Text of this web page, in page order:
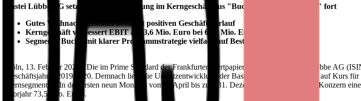
Bastei Lübbe AG setzt positive Entwicklung im Kerngeschäft aus "Buch" und "Romanhefte" fort
Gutes Weihnachtsgeschäft bestätigt positiven Geschäftsverlauf
Kerngeschäft verbessert EBIT auf 3,6 Mio. Euro bei 62,1 Mio. Euro Umsatz
Segment "Buch" mit klarer Programmstrategie vielfach auf Bestsellerlisten vertreten
Köln, 13. Februar 2020 - Die im Prime Standard der Frankfurter Wertpapierbörse notierte Bastei Lübbe AG
Geschäftsjahres 2019/2020. Demnach liegt die Umsatzentwicklung der Bastei Lübbe AG weiterhin auf Kurs
Kernsegmenten. In den ersten neun Monaten vom 1. April bis zum 31. Dezember 2019 erzielte der Konzern
(Vorjahr 73,5 Mio. Euro).